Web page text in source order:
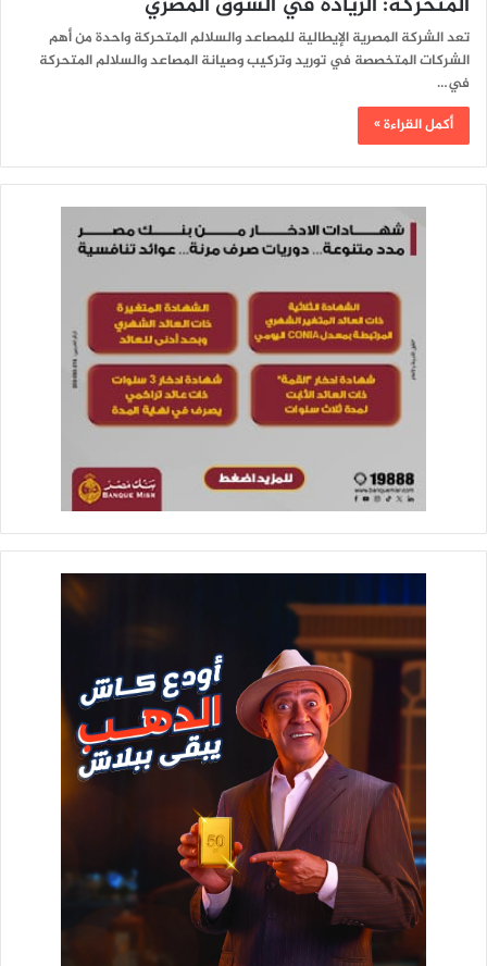
تعد الشركة المصرية الإيطالية للمصاعد والسلالم المتحركة واحدة من أهم
الشركات المتخصصة في توريد وتركيب وصيانة المصاعد والسلالم المتحركة
في…
أكمل القراءة »